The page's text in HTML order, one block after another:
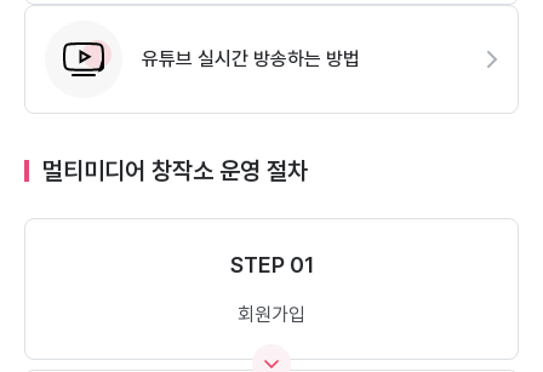
유튜브 실시간 방송하는 방법
멀티미디어 창작소 운영 절차
STEP 01
회원가입